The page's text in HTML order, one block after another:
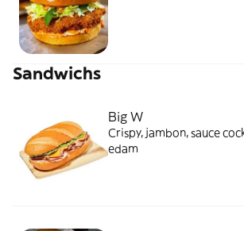
Sandwichs
Big W
Crispy, jambon, sauce
edam